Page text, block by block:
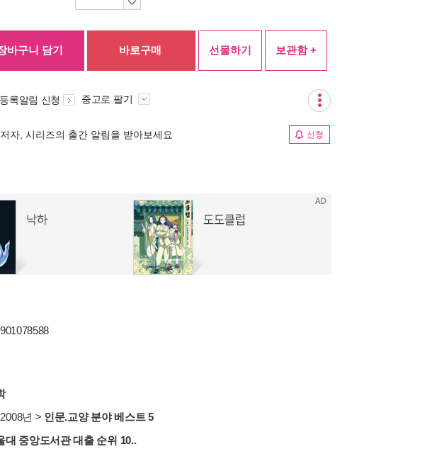
바구니 담기 바로구매 선물하기 보관함 +
록알림 신청 중고로 팔기
자, 시리즈의 출간 알림을 받아보세요 신청
2008년 > 인문.교양 분야 베스트 5
대 중앙도서관 대출 순위 10..